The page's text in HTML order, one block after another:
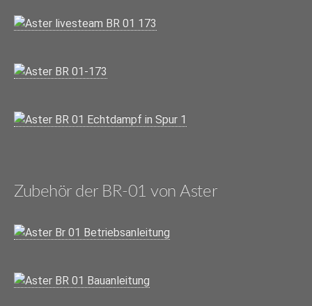
Zubehör der BR-01 von Aster